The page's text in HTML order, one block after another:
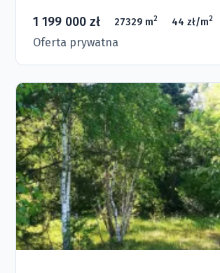
1 199 000 zł 27329 m2 44 zł/m2
Oferta prywatna